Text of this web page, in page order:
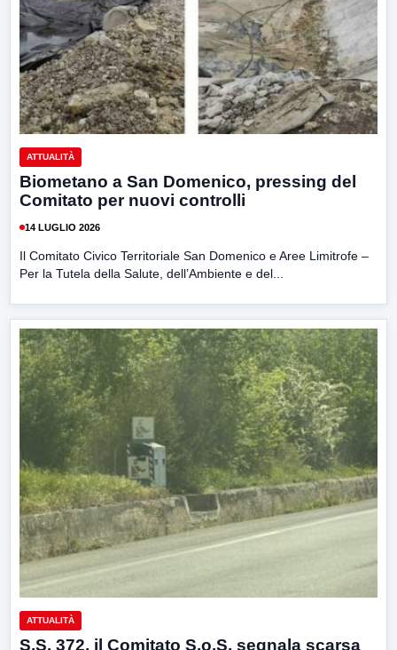
ATTUALITÀ
Biometano a San Domenico, pressing del
Comitato per nuovi controlli
14 LUGLIO 2026
Il Comitato Civico Territoriale San Domenico e Aree Limitrofe –
Per la Tutela della Salute, dell’Ambiente e del...
ATTUALITÀ
S.S. 372, il Comitato S.o.S. segnala scarsa